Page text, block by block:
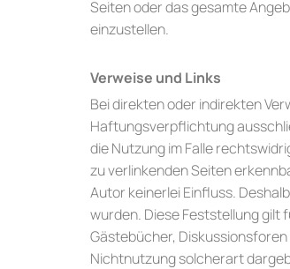
Seiten oder das gesamte
einzustellen.
Verweise und Links
Bei direkten oder indirekten
Haftungsverpflichtung
die Nutzung im Falle
zu verlinkenden Seiten
Autor keinerlei Einfluss.
wurden. Diese Feststellung gilt
Gästebücher,
Nichtnutzung solcherart